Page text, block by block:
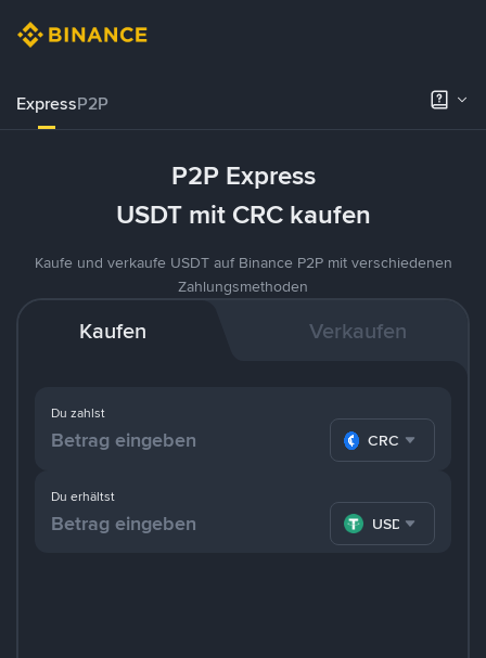
ExpressP2P
P2P Express
USDT mit CRC kaufen
Kaufe und verkaufe USDT auf Binance P2P mit verschiedenen
Zahlungsmethoden
Kaufen Verkaufen
Du zahlst
CRC
Du erhältst
USDT